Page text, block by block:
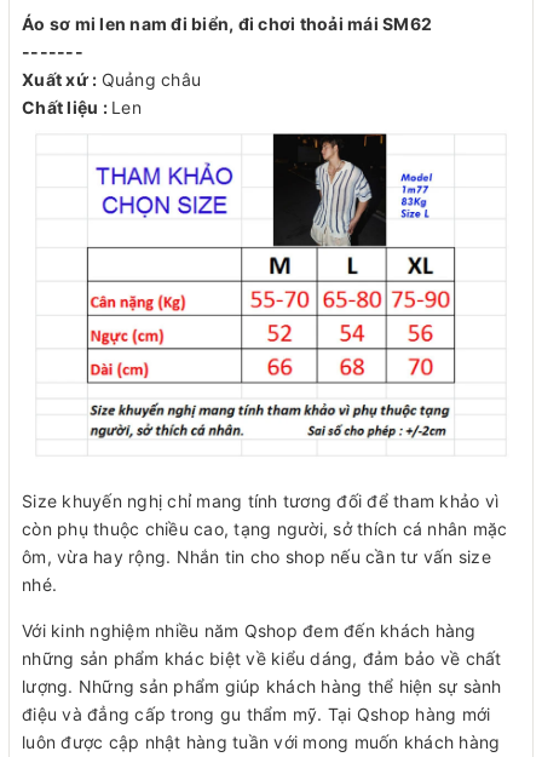
Áo sơ mi len nam đi biển, đi chơi thoải mái SM62
-------
Xuất xứ : Quảng châu
Chất liệu : Len
Size khuyến nghị chỉ mang tính tương đối để tham khảo vì
còn phụ thuộc chiều cao, tạng người, sở thích cá nhân mặc
ôm, vừa hay rộng. Nhắn tin cho shop nếu cần tư vấn size
nhé.
Với kinh nghiệm nhiều năm Qshop đem đến khách hàng
những sản phẩm khác biệt về kiểu dáng, đảm bảo về chất
lượng. Những sản phẩm giúp khách hàng thể hiện sự sành
điệu và đẳng cấp trong gu thẩm mỹ. Tại Qshop hàng mới
luôn được cập nhật hàng tuần với mong muốn khách hàng